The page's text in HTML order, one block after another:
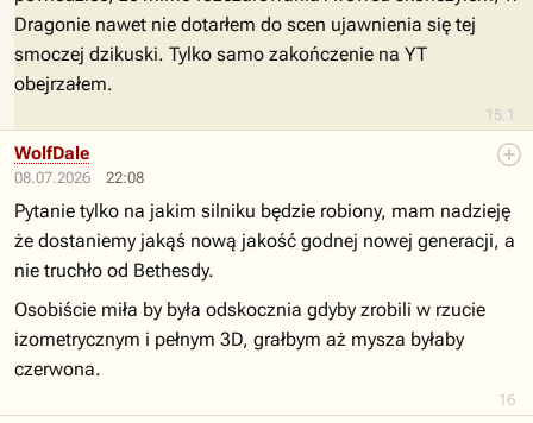
15.1
Dragonie nawet nie dotarłem do scen ujawnienia się tej
smoczej dzikuski. Tylko samo zakończenie na YT
obejrzałem.
08.07.2026 22:08
16
WolfDale
Pytanie tylko na jakim silniku będzie robiony, mam nadzieję
że dostaniemy jakąś nową jakość godnej nowej generacji, a
nie truchło od Bethesdy.
Osobiście miła by była odskocznia gdyby zrobili w rzucie
izometrycznym i pełnym 3D, grałbym aż mysza byłaby
czerwona.